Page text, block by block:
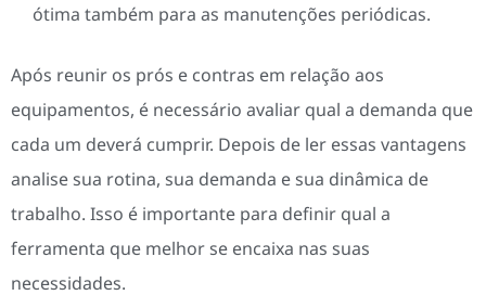
ótima também para as manutenções periódicas.
Após reunir os prós e contras em relação aos
equipamentos, é necessário avaliar qual a demanda que
cada um deverá cumprir. Depois de ler essas vantagens
analise sua rotina, sua demanda e sua dinâmica de
trabalho. Isso é importante para definir qual a
ferramenta que melhor se encaixa nas suas
necessidades.